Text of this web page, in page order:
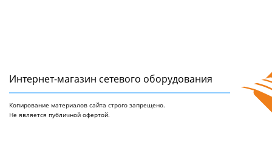
Интернет-магазин сетeвого оборудования
Копирование материалов сайта строго запрещено.
Не является публичной офертой.